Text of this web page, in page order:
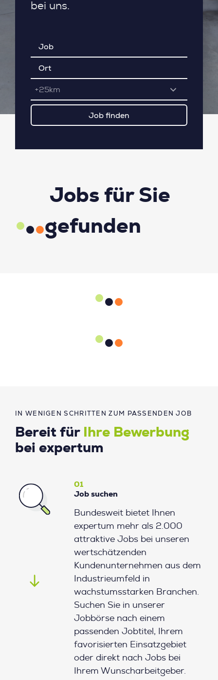
bei uns.
+25km
IN WENIGEN SCHRITTEN ZUM PASSENDEN JOB
Bereit für
Ihre Bewerbung
bei expertum
01
Job suchen
Bundesweit bietet Ihnen
expertum mehr als 2.000
attraktive Jobs bei unseren
wertschätzenden
Kundenunternehmen aus dem
Industrieumfeld in
wachstumsstarken Branchen.
Suchen Sie in unserer
Jobbörse nach einem
passenden Jobtitel, Ihrem
favorisierten Einsatzgebiet
oder direkt nach Jobs bei
Ihrem Wunscharbeitgeber.